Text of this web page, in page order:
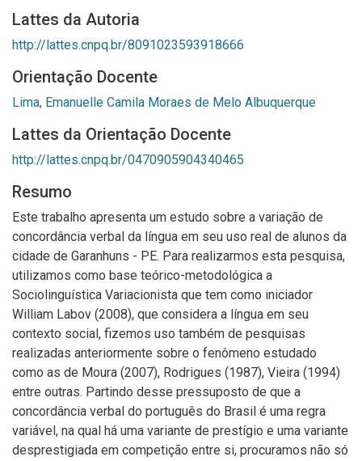
Lattes da Autoria
http://lattes.cnpq.br/8091023593918666
Orientação Docente
Lima, Emanuelle Camila Moraes de Melo Albuquerque
Lattes da Orientação Docente
http://lattes.cnpq.br/0470905904340465
Resumo
Este trabalho apresenta um estudo sobre a variação de
concordância verbal da língua em seu uso real de alunos da
cidade de Garanhuns - PE. Para realizarmos esta pesquisa,
utilizamos como base teórico-metodológica a
Sociolinguística Variacionista que tem como iniciador
William Labov (2008), que considera a língua em seu
contexto social, fizemos uso também de pesquisas
realizadas anteriormente sobre o fenômeno estudado
como as de Moura (2007), Rodrigues (1987), Vieira (1994)
entre outras. Partindo desse pressuposto de que a
concordância verbal do português do Brasil é uma regra
variável, na qual há uma variante de prestígio e uma variante
desprestigiada em competição entre si, procuramos não só